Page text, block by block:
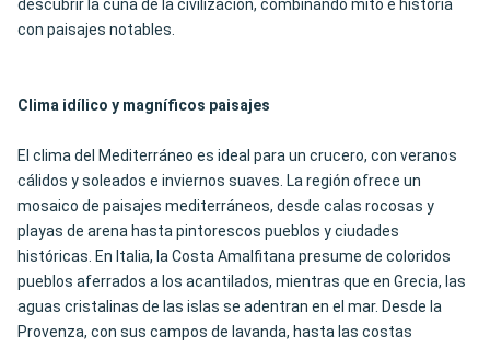
descubrir la cuna de la civilización, combinando mito e historia
con paisajes notables.
Clima idílico y magníficos paisajes
El clima del Mediterráneo es ideal para un crucero, con veranos
cálidos y soleados e inviernos suaves. La región ofrece un
mosaico de paisajes mediterráneos, desde calas rocosas y
playas de arena hasta pintorescos pueblos y ciudades
históricas. En Italia, la Costa Amalfitana presume de coloridos
pueblos aferrados a los acantilados, mientras que en Grecia, las
aguas cristalinas de las islas se adentran en el mar. Desde la
Provenza, con sus campos de lavanda, hasta las costas